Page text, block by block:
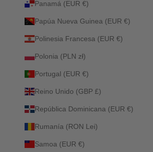
Panamá (EUR €)
Papúa Nueva Guinea (EUR €)
Polinesia Francesa (EUR €)
Polonia (PLN zł)
Portugal (EUR €)
Reino Unido (GBP £)
República Dominicana (EUR €)
Rumanía (RON Lei)
Samoa (EUR €)